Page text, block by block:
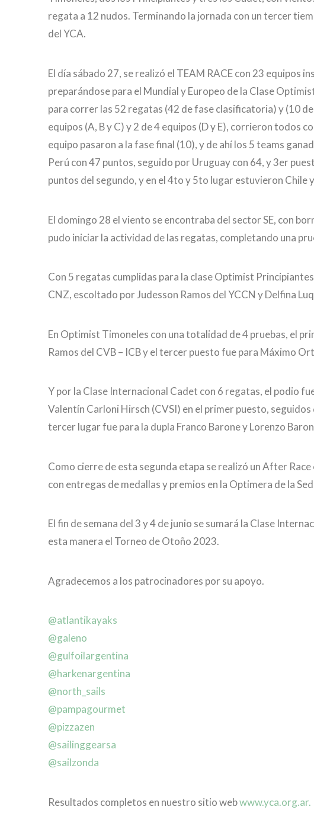
regata a 12 nudos. Terminando la jornada con un tercer
del YCA.
El día sábado 27, se realizó el TEAM RACE con 23 equipos
preparándose para el Mundial y Europeo de la Clase
para correr las 52 regatas (42 de fase clasificatoria) y (10
equipos (A, B y C) y 2 de 4 equipos (D y E), corrieron todos
equipo pasaron a la fase final (10), y de ahí los 5 teams
Perú con 47 puntos, seguido por Uruguay con 64, y 3er
puntos del segundo, y en el 4to y 5to lugar estuvieron Chile
El domingo 28 el viento se encontraba del sector SE, con
pudo iniciar la actividad de las regatas, completando una
Con 5 regatas cumplidas para la clase Optimist
CNZ, escoltado por Judesson Ramos del YCCN y Delfina
En Optimist Timoneles con una totalidad de 4 pruebas, el
Ramos del CVB – ICB y el tercer puesto fue para Máximo
Y por la Clase Internacional Cadet con 6 regatas, el podio
Valentín Carloni Hirsch (CVSI) en el primer puesto,
tercer lugar fue para la dupla Franco Barone y Lorenzo
Como cierre de esta segunda etapa se realizó un After
con entregas de medallas y premios en la Optimera de la
El fin de semana del 3 y 4 de junio se sumará la Clase
esta manera el Torneo de Otoño 2023.
Agradecemos a los patrocinadores por su apoyo.
@atlantikayaks
@galeno
@gulfoilargentina
@harkenargentina
@north_sails
@pampagourmet
@pizzazen
@sailinggearsa
@sailzonda
Resultados completos en nuestro sitio webwww.yca.org.ar.